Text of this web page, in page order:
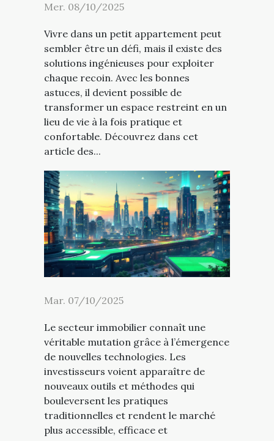
Mer. 08/10/2025
Vivre dans un petit appartement peut
sembler être un défi, mais il existe des
solutions ingénieuses pour exploiter
chaque recoin. Avec les bonnes
astuces, il devient possible de
transformer un espace restreint en un
lieu de vie à la fois pratique et
confortable. Découvrez dans cet
article des...
Mar. 07/10/2025
Le secteur immobilier connaît une
véritable mutation grâce à l’émergence
de nouvelles technologies. Les
investisseurs voient apparaître de
nouveaux outils et méthodes qui
bouleversent les pratiques
traditionnelles et rendent le marché
plus accessible, efficace et